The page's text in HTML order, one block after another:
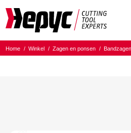
Home / Winkel / Zagen en ponsen /